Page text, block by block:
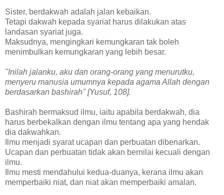
Sister, berdakwah adalah jalan kebaikan.
Tetapi dakwah kepada syariat harus dilakukan atas
landasan syariat juga.
Maksudnya, mengingkari kemungkaran tak boleh
menimbulkan kemungkaran yang lebih besar.
"Inilah jalanku, aku dan orang-orang yang menurutku,
menyeru manusia umumnya kepada agama Allah dengan
berdasarkan bashirah" [Yusuf, 108].
Bashirah bermaksud ilmu, iaitu apabila berdakwah, dia
harus berbekalkan dengan ilmu tentang apa yang hendak
dia dakwahkan.
Ilmu menjadi syarat ucapan dan perbuatan dibenarkan.
Ucapan dan perbuatan tidak akan bernilai kecuali dengan
ilmu.
Ilmu mesti mendahului kedua-duanya, kerana ilmu akan
memperbaiki niat, dan niat akan memperbaiki amalan.